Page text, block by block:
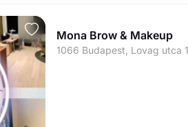
Mona Brow & Makeup